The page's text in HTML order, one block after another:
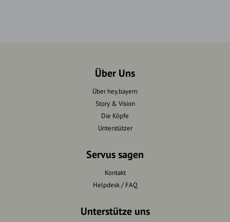
Über Uns
Über hey.bayern
Story & Vision
Die Köpfe
Unterstützer
Servus sagen
Kontakt
Helpdesk / FAQ
Unterstütze uns